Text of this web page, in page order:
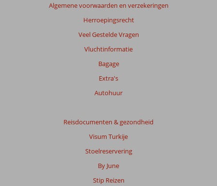
Algemene voorwaarden en verzekeringen
Herroepingsrecht
Veel Gestelde Vragen
Vluchtinformatie
Bagage
Extra's
Autohuur
Reisdocumenten & gezondheid
Visum Turkije
Stoelreservering
By June
Stip Reizen